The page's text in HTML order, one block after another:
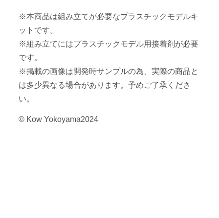
※本商品は組み立てが必要なプラスチックモデルキ
ットです。
※組み立てにはプラスチックモデル用接着剤が必要
です。
※掲載の画像は開発時サンプルの為、実際の商品と
は多少異なる場合があります。予めご了承くださ
い。
© Kow Yokoyama2024